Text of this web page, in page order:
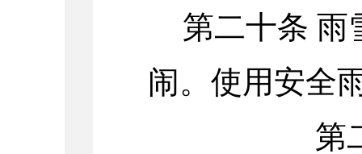
第二十条 雨
闹。使用安全
第